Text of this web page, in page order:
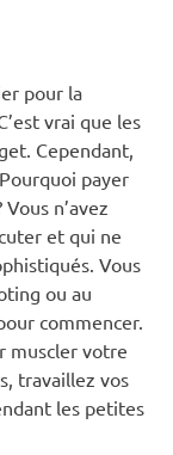
pour la
C’est vrai que les
Cependant,
payer
n’avez
et qui ne
Vous
ou au
commencer.
muscler votre
travaillez vos
les petites